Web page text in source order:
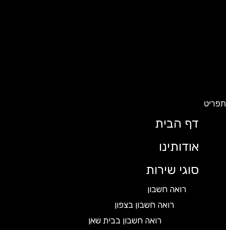
דף הבית
אודותינו
סוגי שירות
רואה חשבון
רואה חשבון בצפון
רואה חשבון בבית שאן